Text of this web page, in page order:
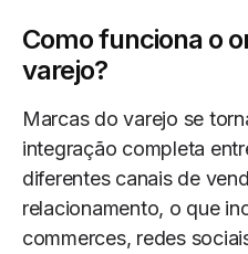
Como funciona o
varejo?
Marcas do varejo se
integração completa
diferentes canais de
relacionamento, o que
commerces, redes